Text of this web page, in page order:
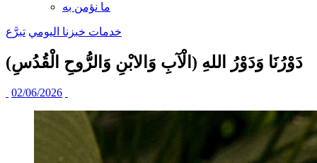
ما نؤمن به
خدمات خبزنا اليومي تبرَّع
دَوْرُنَا وَدَوْرُ اللهِ (الْآبِ وَالابْنِ وَالرُّوحِ الْقُدُسِ)
02/06/2026